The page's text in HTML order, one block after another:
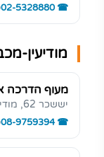
02-5328880
מודיעין-
מעוף הדרכה
יששכר 62, מודיעין-מכבים-רעות
08-9759394